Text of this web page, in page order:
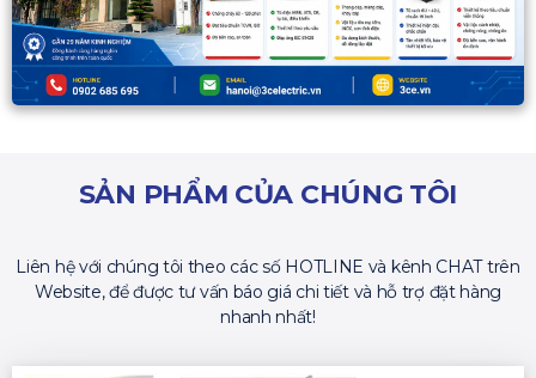
SẢN PHẨM CỦA CHÚNG TÔI
Liên hệ với chúng tôi theo các số HOTLINE và kênh CHAT trên
Website, để được tư vấn báo giá chi tiết và hỗ trợ đặt hàng
nhanh nhất!